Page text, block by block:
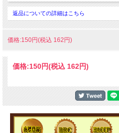
返品についての詳細はこちら
価格:150円(税込 162円)
価格:150円(税込 162円)